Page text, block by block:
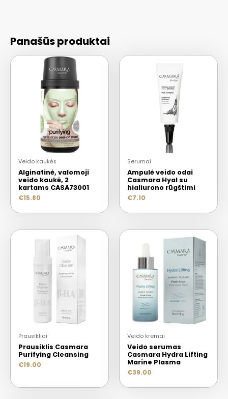
Panašūs produktai
Veido kaukės
Alginatinė, valomoji
veido kaukė, 2
kartams CASA73001
€15.80
Serumai
Ampulė veido odai
Casmara Hyal su
hialiurono rūgštimi
€7.10
Prausikliai
Prausiklis Casmara
Purifying Cleansing
€19.00
Veido kremai
Veido serumas
Casmara Hydra Lifting
Marine Plasma
€39.00